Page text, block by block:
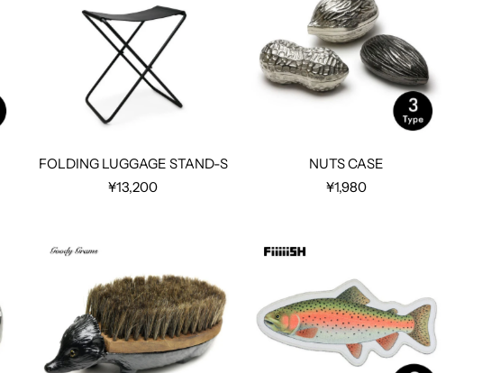
FOLDING LUGGAGE STAND-S
¥13,200
NUTS CASE
¥1,980